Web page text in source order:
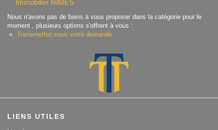
Immobilier NIMES
Nous n'avons pas de biens à vous proposer dans la catégorie pour le
moment , plusieurs options s'offrent à vous :
Transmettez-nous votre demande
LIENS UTILES